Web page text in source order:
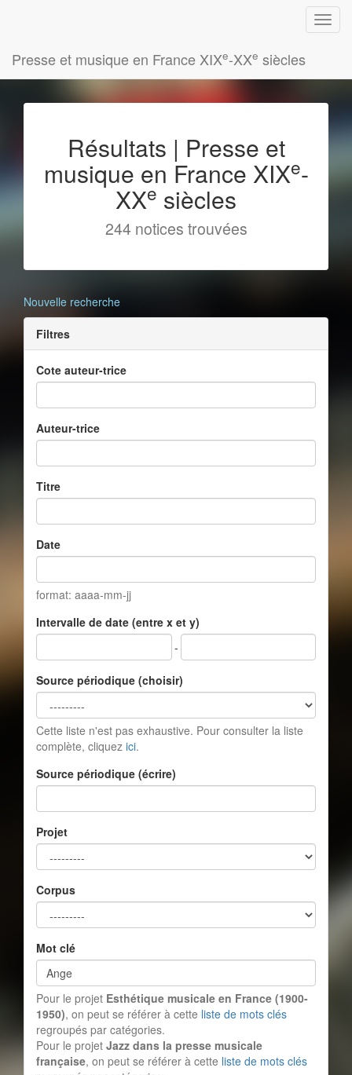
Presse et musique en France XIXe-XXe siècles
Résultats | Presse et
musique en France XIXe-
XXe siècles
244 notices trouvées
Nouvelle recherche
Filtres
Cote auteur-trice
Auteur-trice
Titre
Date
format: aaaa-mm-jj
Intervalle de date (entre x et y)
-
Source périodique (choisir)
Cette liste n'est pas exhaustive. Pour consulter la liste
complète, cliquez ici.
Source périodique (écrire)
Projet
Corpus
Mot clé
Pour le projet Esthétique musicale en France (1900-
1950), on peut se référer à cette liste de mots clés
regroupés par catégories.
Pour le projet Jazz dans la presse musicale
française, on peut se référer à cette liste de mots clés